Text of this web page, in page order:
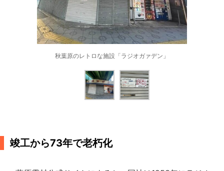
秋葉原のレトロな施設「ラジオガァデン」
竣工から73年で老朽化